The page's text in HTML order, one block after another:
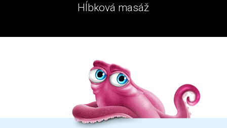
Hĺbková masáž